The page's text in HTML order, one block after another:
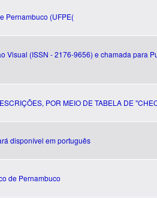
Pernambuco (UFPE(
Visual (ISSN - 2176-9656) e chamada para
POR MEIO DE TABELA DE
disponível em português
de Pernambuco